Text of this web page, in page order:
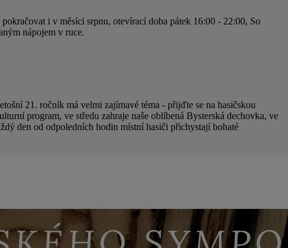
i v měsíci srpnu, otevírací doba pátek 16:00 - 22:00, So
nápojem v ruce.
21. ročník má velmi zajímavé téma - přijďte se na hasičskou
program, ve středu zahraje naše oblíbená Bysterská dechovka, ve
den od odpoledních hodin místní hasiči přichystají bohaté